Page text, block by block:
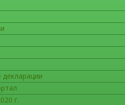
декларации
г.
страницата на ИАЛ в раздел
на здравеопазването за
фармакопея (
График за
Датата е определена в
на Европейска фармакопея и